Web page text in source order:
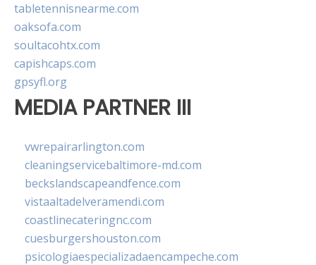
tabletennisnearme.com
oaksofa.com
soultacohtx.com
capishcaps.com
gpsyfl.org
MEDIA PARTNER III
vwrepairarlington.com
cleaningservicebaltimore-md.com
beckslandscapeandfence.com
vistaaltadelveramendi.com
coastlinecateringnc.com
cuesburgershouston.com
psicologiaespecializadaencampeche.com